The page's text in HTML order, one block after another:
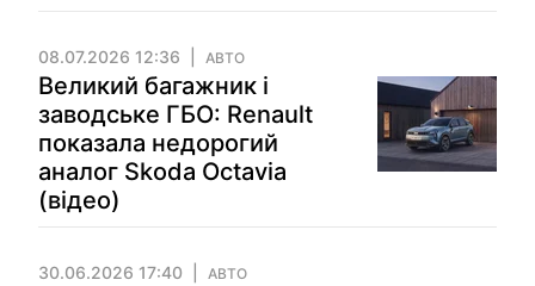
08.07.2026 12:36 АВТО
Великий багажник і
заводське ГБО: Renault
показала недорогий
аналог Skoda Octavia
(відео)
30.06.2026 17:40 АВТО